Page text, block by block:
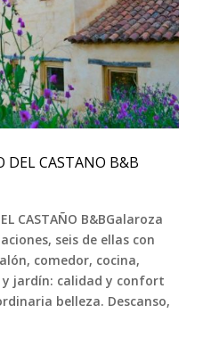
DEL CASTANO B&B
CASTAÑO B&BGalaroza
seis de ellas con
comedor, cocina,
y jardín: calidad y confort
belleza. Descanso,